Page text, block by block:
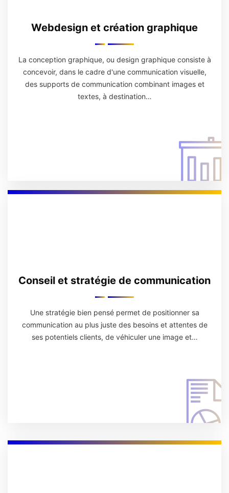
Webdesign et création graphique
La conception graphique, ou design graphique consiste à
concevoir, dans le cadre d'une communication visuelle,
des supports de communication combinant images et
textes, à destination…
Conseil et stratégie de communication
Une stratégie bien pensé permet de positionner sa
communication au plus juste des besoins et attentes de
ses potentiels clients, de véhiculer une image et…